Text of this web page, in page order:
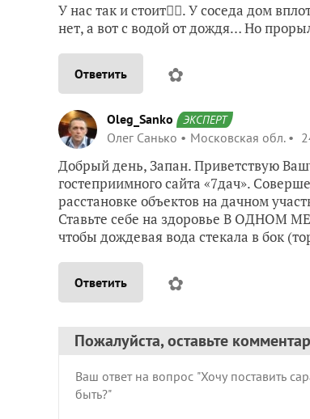
У нас так и стоит🤷‍♂️. У соседа дом
нет, а вот с водой от дождя… Но
Ответить ✿
Oleg_Sanko ЭКСПЕРТ
Олег Санько Московская обл.
Добрый день, Запан. Приветствую
гостеприимного сайта «7дач».
расстановке объектов на дачном
Ставьте себе на здоровье В ОДНОМ
чтобы дождевая вода стекала в бок
Ответить ✿
Пожалуйста, оставьте